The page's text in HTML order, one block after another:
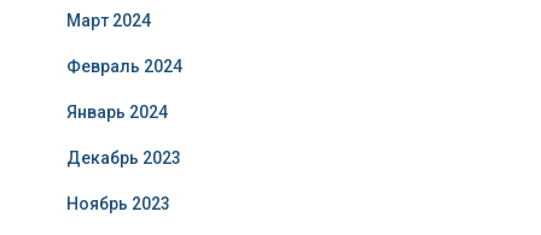
Март 2024
Февраль 2024
Январь 2024
Декабрь 2023
Ноябрь 2023